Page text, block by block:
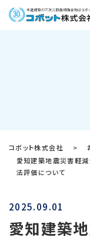
コボット株式会社 >
愛知建築地震災害軽
法評価について
2025.09.01
愛知建築